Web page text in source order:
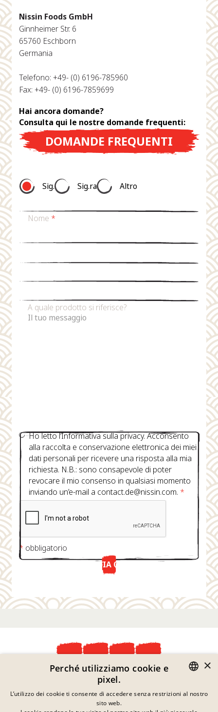
Nissin Foods GmbH
Ginnheimer Str. 6
65760 Eschborn
Germania
Telefono: +49- (0) 6196-785960
Fax: +49- (0) 6196-7859699
Hai ancora domande?
Consulta qui le nostre domande frequenti:
DOMANDE FREQUENTI
Sig. Sig.ra Altro
Nome *
A quale prodotto si riferisce?
Ho letto l’Informativa sulla privacy. Acconsento
alla raccolta e conservazione elettronica dei miei
dati personali per ricevere una risposta alla mia
richiesta. N.B.: sono consapevole di poter
revocare il mio consenso in qualsiasi momento
inviando un’e-mail a contact.de@nissin.com. *
* obbligatorio
INVIA ORA
Dichiarazione Sulla Privacy
Informazioni Legali
Note Legali
Contatto
GERMAN
×
Perché utilizziamo cookie e
pixel.
L’utilizzo dei cookie ti consente di accedere senza restrizioni al nostro
sito web.